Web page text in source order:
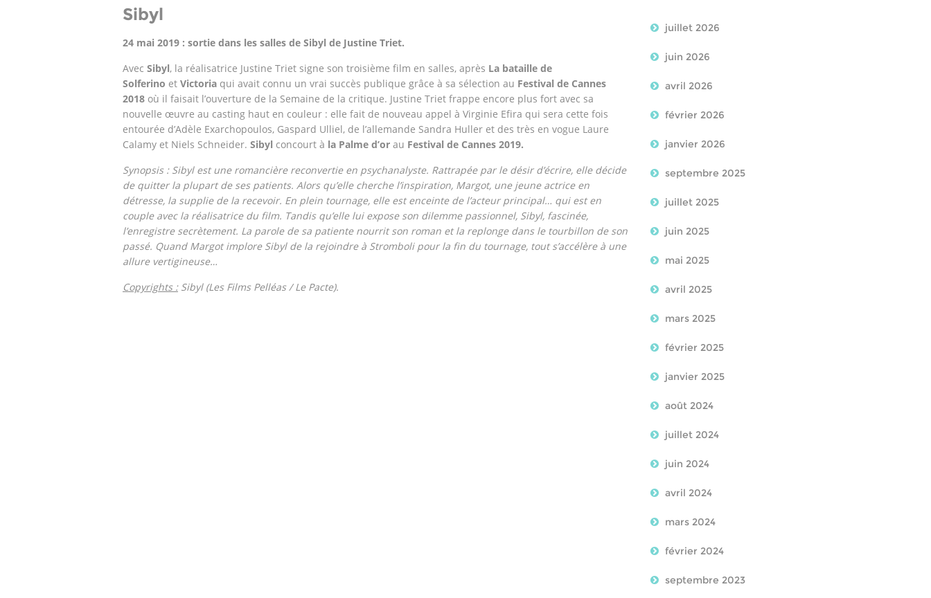
Sibyl
24 mai 2019 : sortie dans les salles de Sibyl de Justine Triet.
Avec Sibyl, la réalisatrice Justine Triet signe son troisième film en salles, après La bataille de
Solferino et Victoria qui avait connu un vrai succès publique grâce à sa sélection au Festival de Cannes
2018 où il faisait l’ouverture de la Semaine de la critique. Justine Triet frappe encore plus fort avec sa
nouvelle œuvre au casting haut en couleur : elle fait de nouveau appel à Virginie Efira qui sera cette fois
entourée d’Adèle Exarchopoulos, Gaspard Ulliel, de l’allemande Sandra Huller et des très en vogue Laure
Calamy et Niels Schneider. Sibyl concourt à la Palme d’or au Festival de Cannes 2019.
Synopsis : Sibyl est une romancière reconvertie en psychanalyste. Rattrapée par le désir d’écrire, elle décide
de quitter la plupart de ses patients. Alors qu’elle cherche l’inspiration, Margot, une jeune actrice en
détresse, la supplie de la recevoir. En plein tournage, elle est enceinte de l’acteur principal… qui est en
couple avec la réalisatrice du film. Tandis qu’elle lui expose son dilemme passionnel, Sibyl, fascinée,
l’enregistre secrètement. La parole de sa patiente nourrit son roman et la replonge dans le tourbillon de son
passé. Quand Margot implore Sibyl de la rejoindre à Stromboli pour la fin du tournage, tout s’accélère à une
allure vertigineuse…
Copyrights :Sibyl (Les Films Pelléas / Le Pacte).
juillet 2026
juin 2026
avril 2026
février 2026
janvier 2026
septembre 2025
juillet 2025
juin 2025
mai 2025
avril 2025
mars 2025
février 2025
janvier 2025
août 2024
juillet 2024
juin 2024
avril 2024
mars 2024
février 2024
septembre 2023